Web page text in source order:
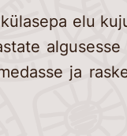
elu
algusesse
ja